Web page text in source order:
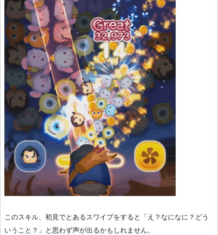
このスキル、初見でとあるスワイプをすると「え？なになに？どう
いうこと？」と思わず声が出るかもしれません。